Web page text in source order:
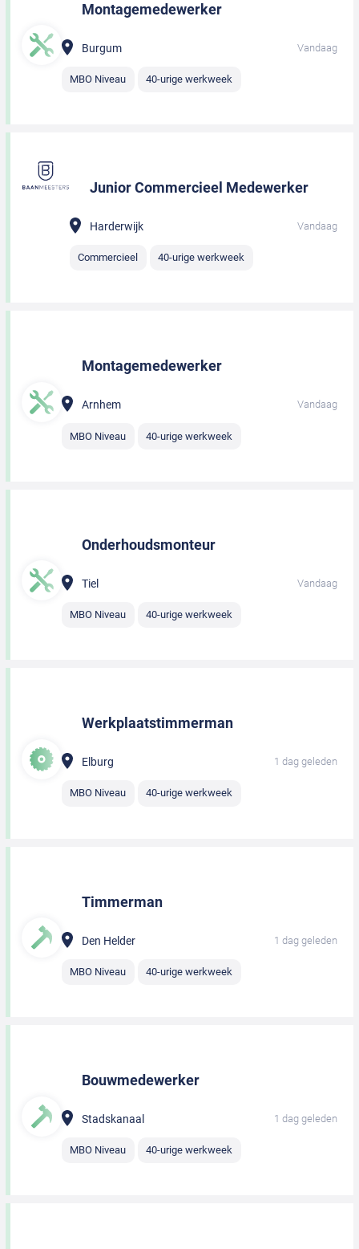
Montagemedewerker
Burgum Vandaag
MBO Niveau 40-urige werkweek
Junior Commercieel Medewerker
Harderwijk Vandaag
Commercieel 40-urige werkweek
Montagemedewerker
Arnhem Vandaag
MBO Niveau 40-urige werkweek
Onderhoudsmonteur
Tiel Vandaag
MBO Niveau 40-urige werkweek
Werkplaatstimmerman
Elburg 1 dag geleden
MBO Niveau 40-urige werkweek
Timmerman
Den Helder 1 dag geleden
MBO Niveau 40-urige werkweek
Bouwmedewerker
Stadskanaal 1 dag geleden
MBO Niveau 40-urige werkweek